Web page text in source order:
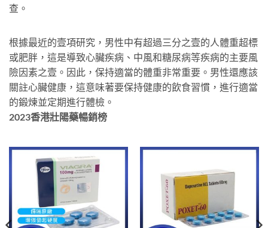
查。
根據最近的壹項研究，男性中有超過三分之壹的人體重超標
或肥胖，這是導致心臟疾病、中風和糖尿病等疾病的主要風
險因素之壹。因此，保持適當的體重非常重要。男性還應該
關註心臟健康，這意味著要保持健康的飲食習慣，進行適當
的鍛煉並定期進行體檢。
2023香港壯陽藥暢銷榜